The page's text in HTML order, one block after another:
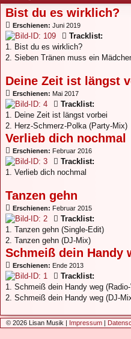
al r
Li
sa
te
bu
ch
ia
Bist du es wirklich?
Erschienen: Juni 2019
Tracklist:
1. Bist du es wirklich?
2. Sieben Tränen muss ein
Deine Zeit ist längst
Erschienen: Mai 2017
Tracklist:
1. Deine Zeit ist längst vorbei
2. Herz-Schmerz-Polka (Party-Mix)
Verlieb dich nochmal
Erschienen: Februar 2016
Tracklist:
1. Verlieb dich nochmal
Tanzen gehn
Erschienen: Februar 2015
Tracklist:
1. Tanzen gehn (Single-Edit)
2. Tanzen gehn (DJ-Mix)
Schmeiß dein Handy
Erschienen: Ende 2013
Tracklist:
1. Schmeiß dein Handy weg
2. Schmeiß dein Handy weg (DJ-
© 2026 Lisan Musik | Impressum |